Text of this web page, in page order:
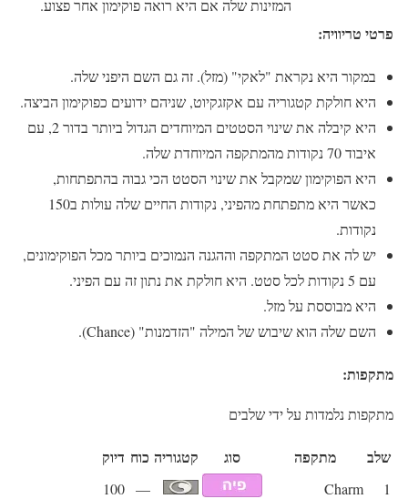
המזינות שלה אם היא רואה פוקימון אחר פצוע.
פרטי טריוויה:
במקור היא נקראת "לאקי" (מזל). זה גם השם היפני שלה.
היא חולקת קטגוריה עם אקזגקיוט, שניהם ידועים כפוקימון הביצה.
היא קיבלה את שינוי הסטטים המיוחדים הגדול ביותר בדור 2, עם
איבוד 70 נקודות מהמתקפה המיוחדת שלה.
היא הפוקימון שמקבל את שינוי הסטט הכי גבוה בהתפתחות,
כאשר היא מתפתחת מהפיני, נקודות החיים שלה עולות ב150
נקודות.
יש לה את סטט המתקפה וההגנה הנמוכים ביותר מכל הפוקימונים,
עם 5 נקודות לכל סטט. היא חולקת את נתון זה עם הפיני.
היא מבוססת על מזל.
השם שלה הוא שיבוש של המילה "הזדמנות" (Chance).
מתקפות:
מתקפות נלמדות על ידי שלבים
שלב מתקפה סוג קטגוריה כוח דיוק
1
Charm
—
100